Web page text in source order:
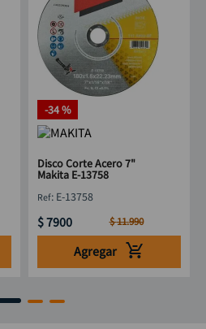
-34 %
Disco Corte Acero 7"
Makita E-13758
: E-13758
$7900 $11.990
Agregar